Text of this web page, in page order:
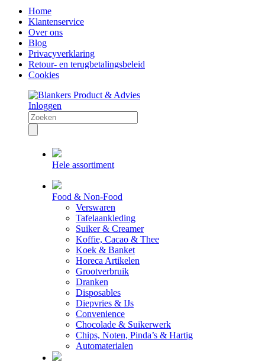
Home
Klantenservice
Over ons
Blog
Privacyverklaring
Retour- en terugbetalingsbeleid
Cookies
Inloggen
Hele assortiment
Food & Non-Food
Verswaren
Tafelaankleding
Suiker & Creamer
Koffie, Cacao & Thee
Koek & Banket
Horeca Artikelen
Grootverbruik
Dranken
Disposables
Diepvries & IJs
Convenience
Chocolade & Suikerwerk
Chips, Noten, Pinda’s & Hartig
Automaterialen